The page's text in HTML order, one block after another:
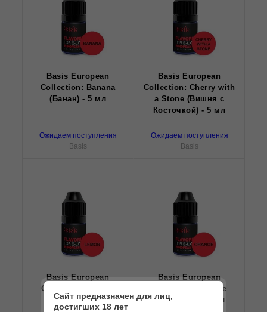
Basis European
Collection: Banana
(Банан) - 5 мл
Ожидаем поступления
Basis
Basis European
Collection: Cherry with
a Stone (Вишня с
Косточкой) - 5 мл
Ожидаем поступления
Basis
Basis European
Collection: Lemon
(Лимон) - 5 мл
Basis European
Collection: Orange
(Апельсин) - 5 мл
Сайт предназначен для лиц,
достигших 18 лет